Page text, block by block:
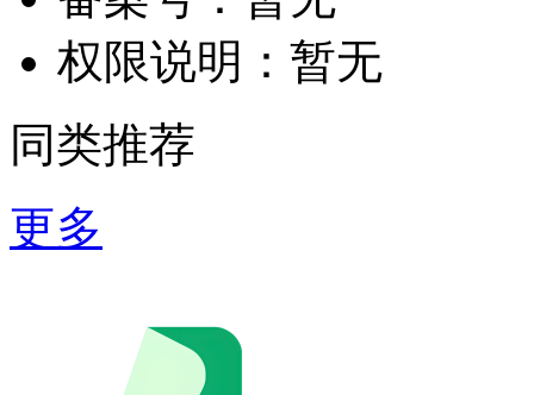
权限说明： 暂无
同类推荐
更多